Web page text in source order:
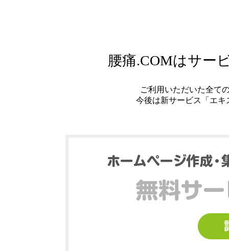
腰痛.COMはサー
ご利用いただいた全て
今後は新サービス「エ